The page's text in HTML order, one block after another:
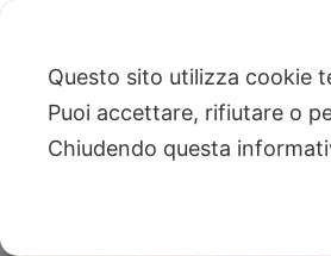
Questo sito utilizza cookie
Puoi accettare, rifiutare o
Chiudendo questa